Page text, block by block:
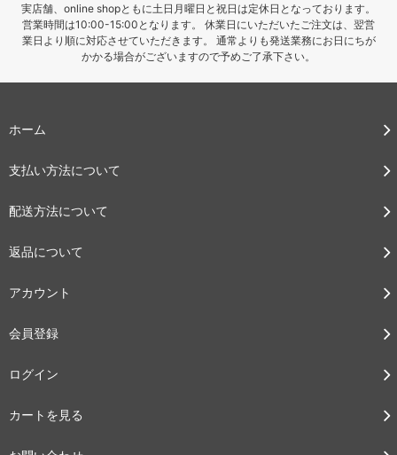
実店舗、online shopともに土日月曜日と祝日は定休日となっております。
営業時間は10:00-15:00となります。 休業日にいただいたご注文は、翌営
業日より順に対応させていただきます。 通常よりも発送業務にお日にちが
かかる場合がございますので予めご了承下さい。
ホーム
支払い方法について
配送方法について
返品について
アカウント
会員登録
ログイン
カートを見る